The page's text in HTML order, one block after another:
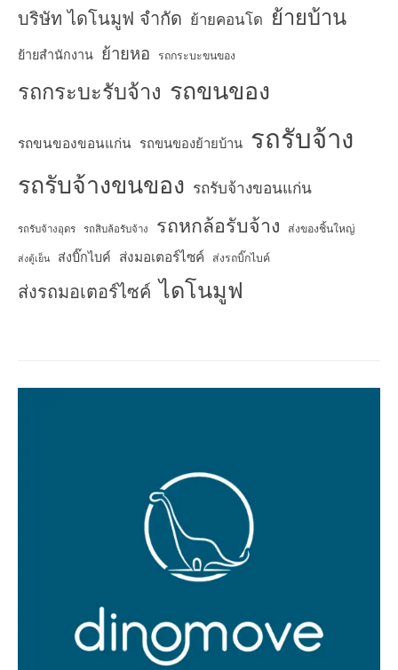
บริษัท ไดโนมูฟ จำกัด ย้ายคอนโด ย้ายบ้าน
ย้ายสำนักงาน ย้ายหอ รถกระบะขนของ
รถกระบะรับจ้าง รถขนของ
รถขนของขอนแก่น รถขนของย้ายบ้าน รถรับจ้าง
รถรับจ้างขนของ รถรับจ้างขอนแก่น
รถรับจ้างอุดร รถสิบล้อรับจ้าง รถหกล้อรับจ้าง ส่งของชิ้นใหญ่
ส่งตู้เย็น ส่งบิ๊กไบค์ ส่งมอเตอร์ไซค์ ส่งรถบิ๊กไบค์
ส่งรถมอเตอร์ไซค์ ไดโนมูฟ